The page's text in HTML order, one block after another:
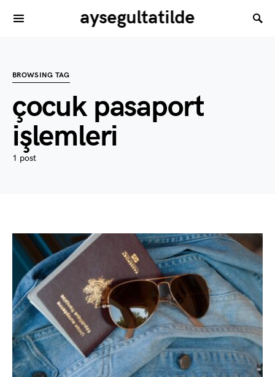
aysegultatilde
BROWSING TAG
çocuk pasaport
işlemleri
1 post